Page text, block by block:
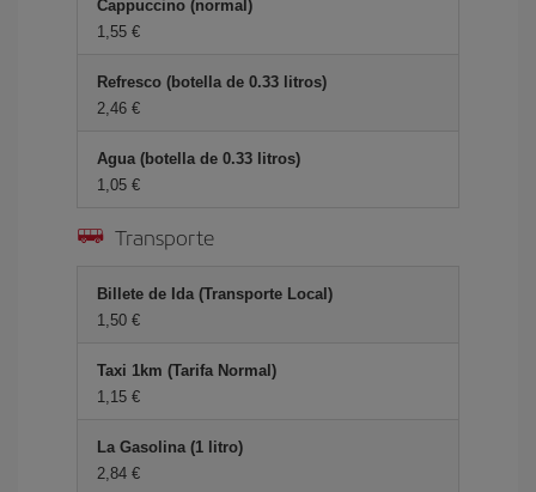
Cappuccino (normal)
1,55 €
Refresco (botella de 0.33 litros)
2,46 €
Agua (botella de 0.33 litros)
1,05 €
Transporte
Billete de Ida (Transporte Local)
1,50 €
Taxi 1km (Tarifa Normal)
1,15 €
La Gasolina (1 litro)
2,84 €